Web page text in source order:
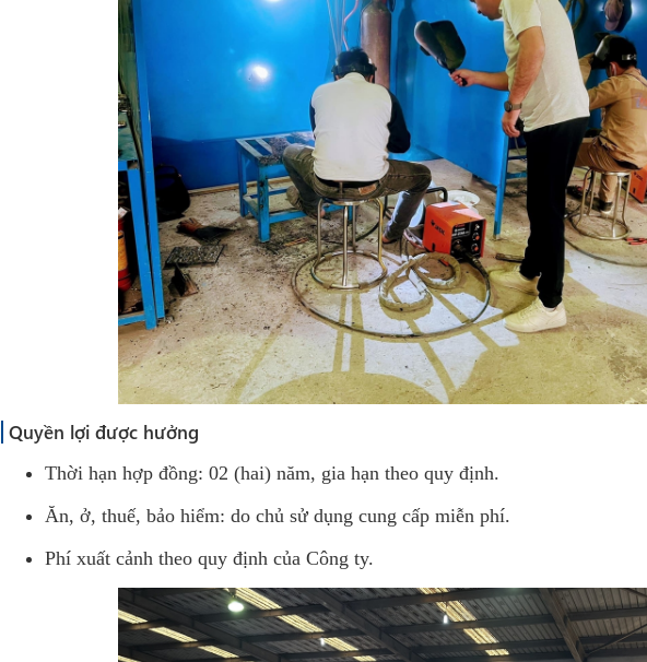
Quyền lợi được hưởng
Thời hạn hợp đồng: 02 (hai) năm, gia hạn theo quy định.
Ăn, ở, thuế, bảo hiểm: do chủ sử dụng cung cấp miễn phí.
Phí xuất cảnh theo quy định của Công ty.